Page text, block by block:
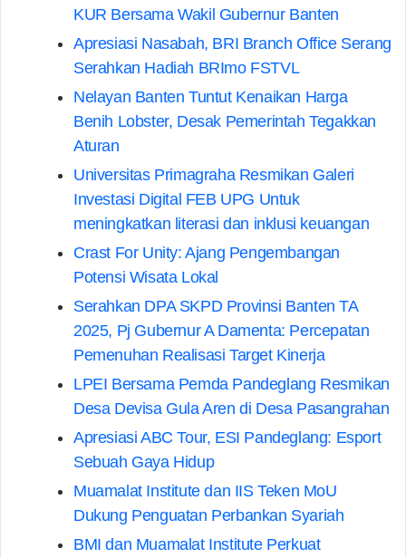
KUR Bersama Wakil Gubernur Banten
Apresiasi Nasabah, BRI Branch Office Serang
Serahkan Hadiah BRImo FSTVL
Nelayan Banten Tuntut Kenaikan Harga
Benih Lobster, Desak Pemerintah Tegakkan
Aturan
Universitas Primagraha Resmikan Galeri
Investasi Digital FEB UPG Untuk
meningkatkan literasi dan inklusi keuangan
Crast For Unity: Ajang Pengembangan
Potensi Wisata Lokal
Serahkan DPA SKPD Provinsi Banten TA
2025, Pj Gubernur A Damenta: Percepatan
Pemenuhan Realisasi Target Kinerja
LPEI Bersama Pemda Pandeglang Resmikan
Desa Devisa Gula Aren di Desa Pasangrahan
Apresiasi ABC Tour, ESI Pandeglang: Esport
Sebuah Gaya Hidup
Muamalat Institute dan IIS Teken MoU
Dukung Penguatan Perbankan Syariah
BMI dan Muamalat Institute Perkuat